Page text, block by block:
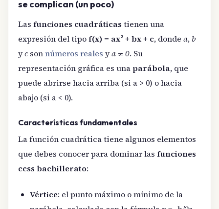
se complican (un poco)
Las funciones cuadráticas tienen una
expresión del tipof(x) = ax² + bx + c, donde a, b
yc sonnúmeros reales ya ≠ 0. Su
representación gráfica es una parábola, que
puede abrirse hacia arriba (si a > 0) o hacia
abajo (si a < 0).
Características fundamentales
La función cuadrática tiene algunos elementos
que debes conocer para dominar las funciones
ccss bachillerato:
Vértice: el punto máximo o mínimo de la